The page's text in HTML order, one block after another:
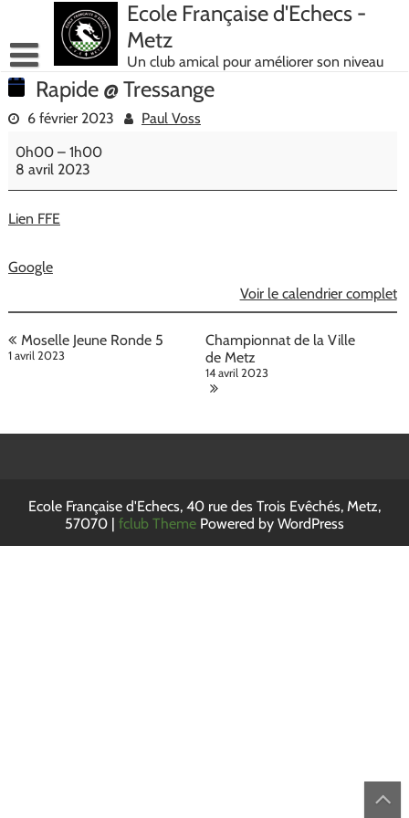
content
Ecole Française d'Echecs -
Metz
Un club amical pour améliorer son niveau
Rapide @ Tressange
6 février 2023
Paul Voss
@
Tressange
0h00 – 1h00
8 avril 2023
Lien FFE
Google
Voir le calendrier complet
Navigation
de
Moselle Jeune Ronde 5
1 avril 2023
Championnat de la Ville
de Metz
14 avril 2023
Ecole Française d'Echecs, 40 rue des Trois Evêchés, Metz,
57070 | fclub Theme Powered by WordPress